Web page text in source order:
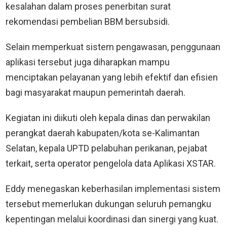
kesalahan dalam proses penerbitan surat
rekomendasi pembelian BBM bersubsidi.
Selain memperkuat sistem pengawasan, penggunaan
aplikasi tersebut juga diharapkan mampu
menciptakan pelayanan yang lebih efektif dan efisien
bagi masyarakat maupun pemerintah daerah.
Kegiatan ini diikuti oleh kepala dinas dan perwakilan
perangkat daerah kabupaten/kota se-Kalimantan
Selatan, kepala UPTD pelabuhan perikanan, pejabat
terkait, serta operator pengelola data Aplikasi XSTAR.
Eddy menegaskan keberhasilan implementasi sistem
tersebut memerlukan dukungan seluruh pemangku
kepentingan melalui koordinasi dan sinergi yang kuat.